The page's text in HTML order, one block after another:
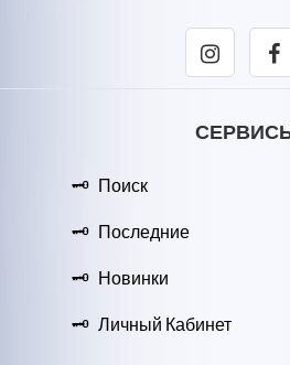
Поиск
Последние
Новинки
Личный Кабинет